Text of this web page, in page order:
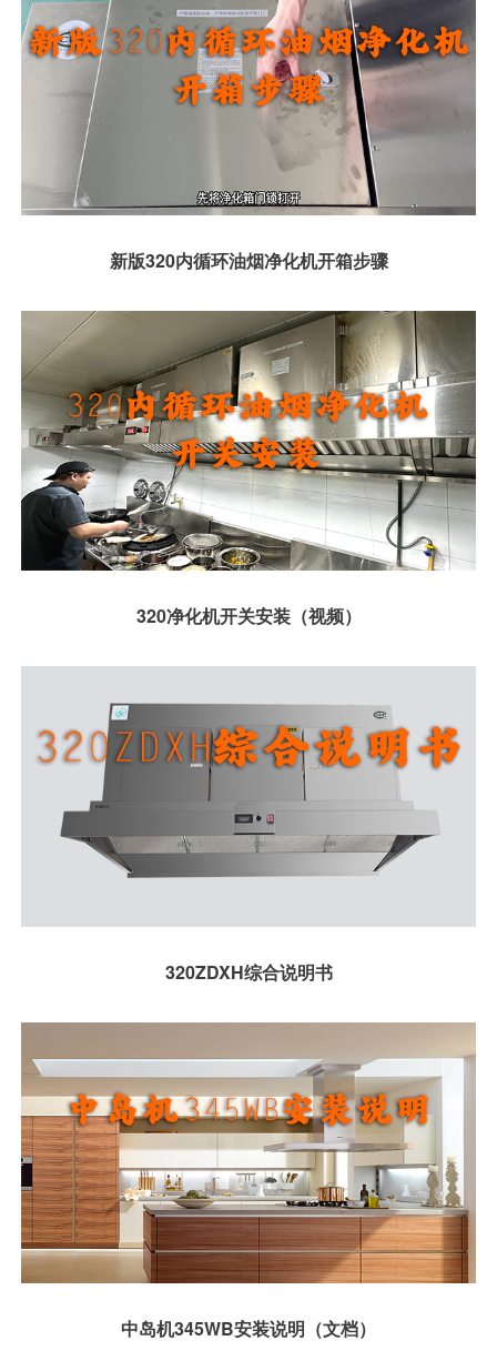
新版320内循环油烟净化机开箱步骤
320净化机开关安装（视频）
320ZDXH综合说明书
中岛机345WB安装说明（文档）